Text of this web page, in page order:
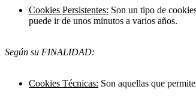
Cookies Persistentes: Son un tipo de
puede ir de unos minutos a varios años.
Según su FINALIDAD:
Cookies Técnicas: Son aquellas que